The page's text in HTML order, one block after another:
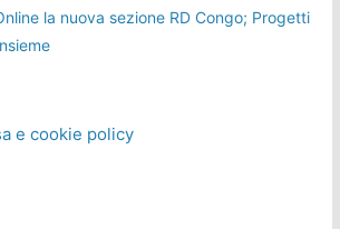
la nuova sezione RD Congo; Progetti
e cookie policy